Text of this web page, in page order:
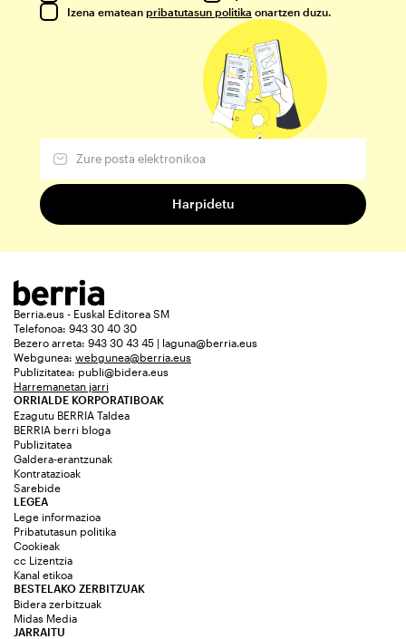
Izena ematean pribatutasun politika onartzen duzu.
Berria.eus - Euskal Editorea SM
Telefonoa: 943 30 40 30
Bezero arreta: 943 30 43 45 | laguna@berria.eus
Webgunea: webgunea@berria.eus
Publizitatea: publi@bidera.eus
Harremanetan jarri
ORRIALDE KORPORATIBOAK
Ezagutu BERRIA Taldea
BERRIA berri bloga
Publizitatea
Galdera-erantzunak
Kontratazioak
Sarebide
JARRAITU
LEGEA
Lege informazioa
Pribatutasun politika
Cookieak
cc Lizentzia
Kanal etikoa
BESTELAKO ZERBITZUAK
Bidera zerbitzuak
Midas Media